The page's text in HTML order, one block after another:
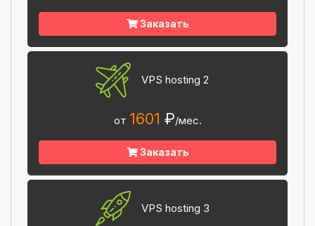
Заказать
VPS hosting 2
от 1601 ₽/мес.
Заказать
VPS hosting 3